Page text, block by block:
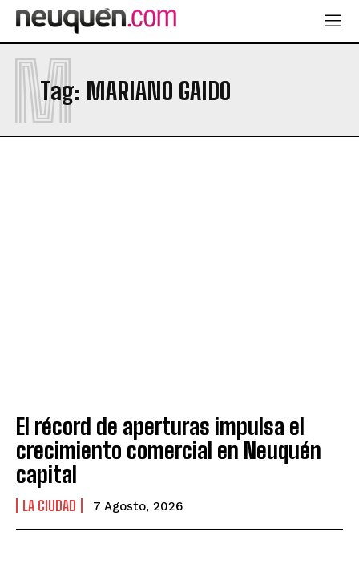
Tag: MARIANO GAIDO
M
El récord de aperturas impulsa el
crecimiento comercial en Neuquén
capital
LA CIUDAD 7 Agosto, 2026